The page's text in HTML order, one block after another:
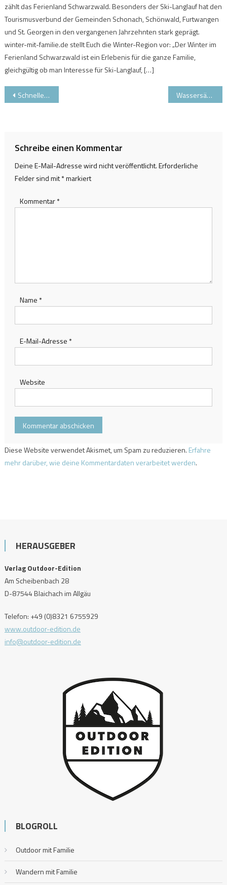
zählt das Ferienland Schwarzwald. Besonders der Ski-Langlauf hat den
Tourismusverbund der Gemeinden Schonach, Schönwald, Furtwangen
und St. Georgen in den vergangenen Jahrzehnten stark geprägt.
winter-mit-familie.de stellt Euch die Winter-Region vor: „Der Winter im
Ferienland Schwarzwald ist ein Erlebenis für die ganze Familie,
gleichgültig ob man Interesse für Ski-Langlauf, […]
Beitragsnavigation
Schneller rauf aufs Brauneck und öfter wieder runter Wassersäule bei Skijacken – wie viele Milimeter sind notwendig?
Schreibe einen Kommentar
Deine E-Mail-Adresse wird nicht veröffentlicht.Erforderliche
Felder sind mit*markiert
Kommentar*
Name *
E-Mail-Adresse *
Website
Diese Website verwendet Akismet, um Spam zu reduzieren. Erfahre
mehr darüber, wie deine Kommentardaten verarbeitet werden.
HERAUSGEBER
Verlag Outdoor-Edition
Am Scheibenbach 28
D-87544 Blaichach im Allgäu
Telefon: +49 (0)8321 6755929
www.outdoor-edition.de
info@outdoor-edition.de
BLOGROLL
Outdoor mit Familie
Wandern mit Familie